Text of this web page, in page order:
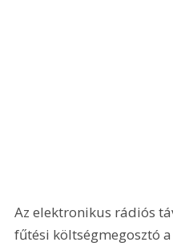
Az elektronikus rádiós
fűtési költségmegosztó